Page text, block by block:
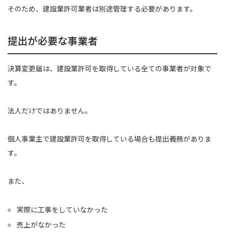
そのため、建設業許可業者は別途管理する必要があります。
提出が必要な事業者
決算変更届は、建設業許可を取得している全ての事業者が対象で
す。
法人だけではありません。
個人事業主で建設業許可を取得している場合も提出義務がありま
す。
また、
実際に工事をしていなかった
売上がなかった